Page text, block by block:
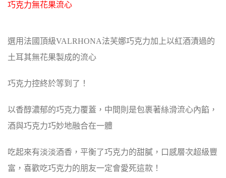
巧克力無花果流心
選用法國頂級VALRHONA法芙娜巧克力加上以紅酒漬過的
土耳其無花果製成的流心
巧克力控終於等到了！
以香醇濃郁的巧克力覆蓋，中間則是包裹著絲滑流心內餡，
酒與巧克力巧妙地融合在一體
吃起來有淡淡酒香，平衡了巧克力的甜膩，口感層次超級豐
富， 喜歡吃巧克力的朋友一定會愛死這款！